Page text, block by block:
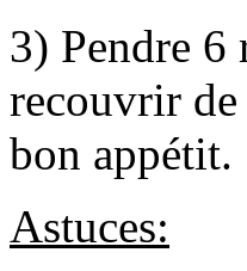
3) Pendre 6
recouvrir
bon appétit.
Astuces: